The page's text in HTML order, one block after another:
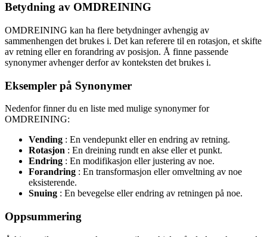
Betydning av OMDREINING
OMDREINING kan ha flere betydninger avhengig av
sammenhengen det brukes i. Det kan referere til en rotasjon, et skifte
av retning eller en forandring av posisjon. Å finne passende
synonymer avhenger derfor av konteksten det brukes i.
Eksempler på Synonymer
Nedenfor finner du en liste med mulige synonymer for
OMDREINING:
Vending : En vendepunkt eller en endring av retning.
Rotasjon : En dreining rundt en akse eller et punkt.
Endring : En modifikasjon eller justering av noe.
Forandring : En transformasjon eller omveltning av noe
eksisterende.
Snuing : En bevegelse eller endring av retningen på noe.
Oppsummering